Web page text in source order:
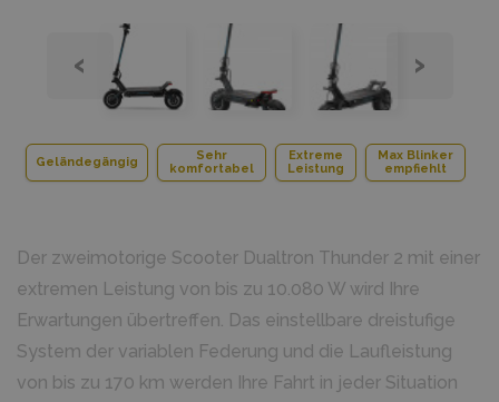
‹ ›
Geländegängig
Sehr
komfortabel
Extreme
Leistung
Max Blinker
empfiehlt
Der zweimotorige Scooter Dualtron Thunder 2 mit einer
extremen Leistung von bis zu 10.080 W wird Ihre
Erwartungen übertreffen. Das einstellbare dreistufige
System der variablen Federung und die Laufleistung
von bis zu 170 km werden Ihre Fahrt in jeder Situation